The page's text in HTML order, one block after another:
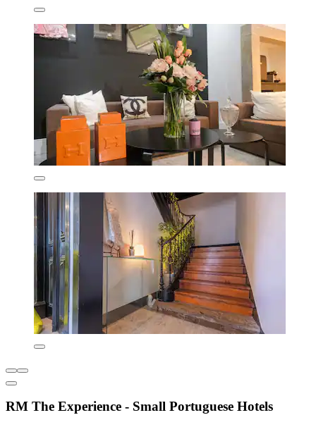
RM The Experience - Small Portuguese Hotels